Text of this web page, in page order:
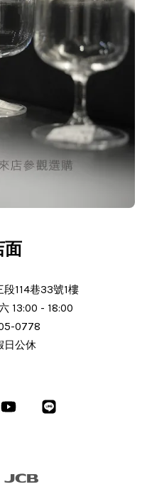
的觸感就很明顯感
商品完整 使用中 後
面
114巷33號1樓
13:00 - 18:00
0778
日公休
YouTube
JCB